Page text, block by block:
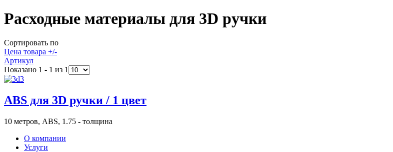
Расходные материалы для 3D ручки
Сортировать по
Цена товара +/-
Артикул
Показано 1 - 1 из 1
ABS для 3D ручки / 1 цвет
10 метров, ABS, 1.75 - толщина
О компании
Услуги